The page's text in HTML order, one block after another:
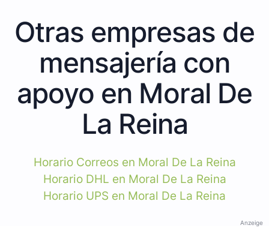
Otras empresas de
mensajería con
apoyo en Moral De
La Reina
Horario Correos en Moral De La Reina
Horario DHL en Moral De La Reina
Horario UPS en Moral De La Reina
Anzeige